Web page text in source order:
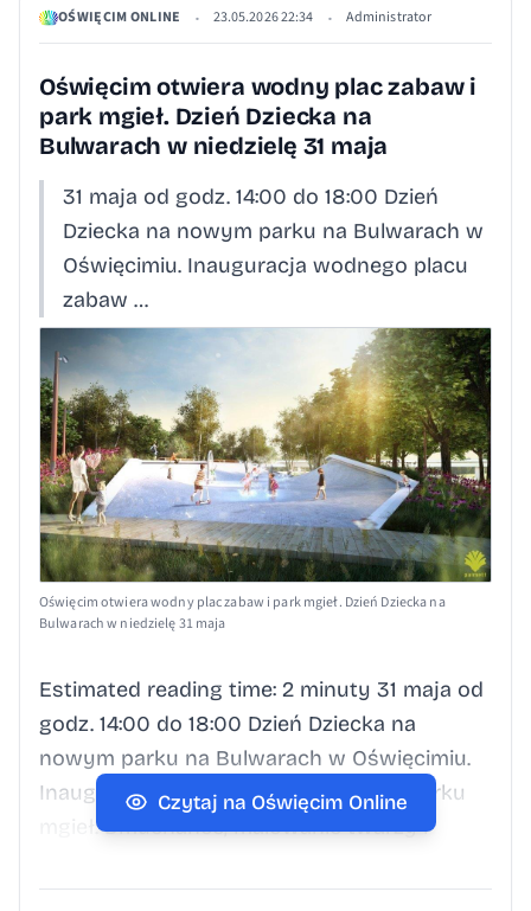
OŚWIĘCIM ONLINE • 23.05.2026 22:34 • Administrator
Oświęcim otwiera wodny plac zabaw i
park mgieł. Dzień Dziecka na
Bulwarach w niedzielę 31 maja
31 maja od godz. 14:00 do 18:00 Dzień
Dziecka na nowym parku na Bulwarach w
Oświęcimiu. Inauguracja wodnego placu
zabaw …
Oświęcim otwiera wodny plac zabaw i park mgieł. Dzień Dziecka na
Bulwarach w niedzielę 31 maja
Estimated reading time: 2 minuty 31 maja od
godz. 14:00 do 18:00 Dzień Dziecka na
nowym parku na Bulwarach w Oświęcimiu.
Inauguracja wodnego placu zabaw i parku
mgieł. Dmuchańce, malowanie twarzy i
Dziecka na Bulwarach w Oświęcimiu 31 maja.
Czytaj na Oświęcim Online